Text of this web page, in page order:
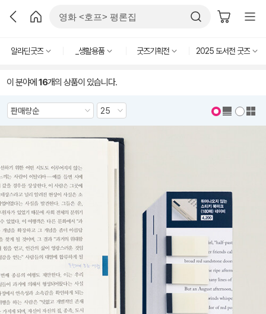
알라딘굿즈 _생활용품 굿즈기획전 2025 도서전 굿즈
이 분야에 16개의 상품이 있습니다.